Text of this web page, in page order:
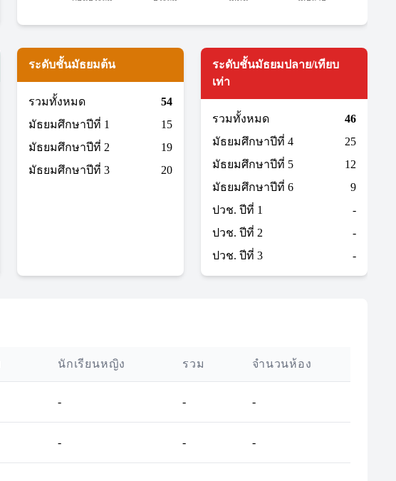
ระดับชั้นมัธยมต้น
รวมทั้งหมด
54
มัธยมศึกษาปีที่ 1
15
มัธยมศึกษาปีที่ 2
19
มัธยมศึกษาปีที่ 3
20
ระดับชั้นมัธยมปลาย/เทียบ
เท่า
รวมทั้งหมด
46
มัธยมศึกษาปีที่ 4
25
มัธยมศึกษาปีที่ 5
12
มัธยมศึกษาปีที่ 6
9
ปวช. ปีที่ 1
-
ปวช. ปีที่ 2
-
ปวช. ปีที่ 3
-
นักเรียนหญิง รวม จำนวนห้อง
- - -
- - -